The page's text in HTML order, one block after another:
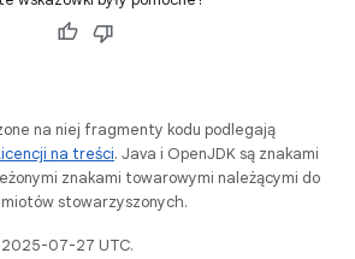
na niej fragmenty kodu podlegają
na treści. Java i OpenJDK są znakami
znakami towarowymi należącymi do
stowarzyszonych.
07-27 UTC.